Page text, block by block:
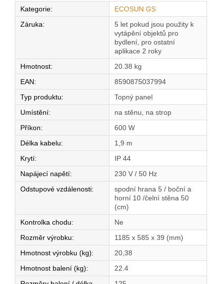
Kategorie:
ECOSUN GS
Záruka:
5 let pokud jsou použity k
vytápění objektů pro
bydlení, pro ostatní
aplikace 2 roky
Hmotnost:
20.38 kg
EAN:
8590875037994
Typ produktu:
Topný panel
Umístění:
na stěnu, na strop
Příkon:
600 W
Délka kabelu:
1,9 m
Krytí:
IP 44
Napájecí napětí:
230 V / 50 Hz
Odstupové vzdálenosti:
spodní hrana 5 / boční a
horní 10 /čelní stěna 50
(cm)
Kontrolka chodu:
Ne
Rozměr výrobku:
1185 x 585 x 39 (mm)
Hmotnost výrobku (kg):
20,38
Hmotnost balení (kg):
22.4